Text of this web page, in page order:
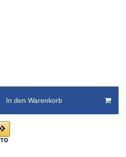
In den Warenkorb